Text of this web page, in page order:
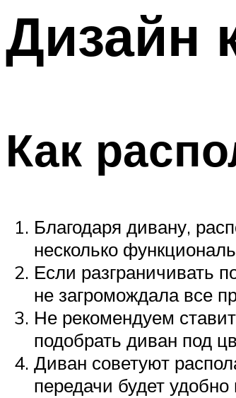
Дизайн
Как
Благодаря дивану,
несколько
Если разграничивать
не загромождала все
Не рекомендуем
подобрать диван под
Диван советуют
передачи будет